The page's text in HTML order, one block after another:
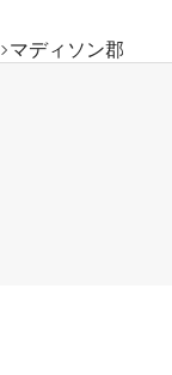
マディソン郡